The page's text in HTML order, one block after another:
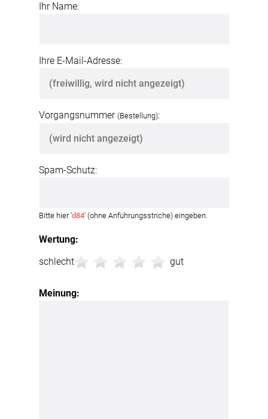
Wertung:
schlecht
gut
Meinung:
Ihr Name:
Ihre E-Mail-Adresse:
Vorgangsnummer (Bestellung):
Spam-Schutz:
Bitte hier 'd84' (ohne Anführungsstriche) eingeben.